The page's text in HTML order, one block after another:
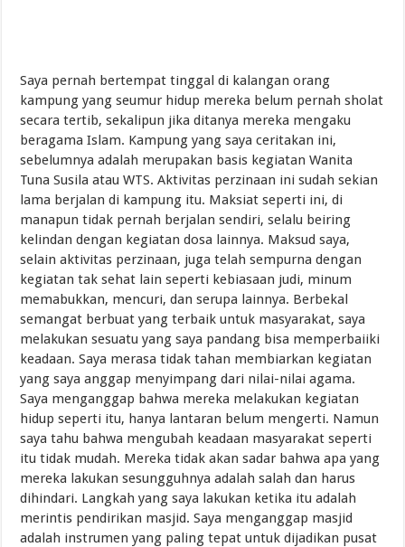
Saya pernah bertempat tinggal di kalangan orang
kampung yang seumur hidup mereka belum pernah sholat
secara tertib, sekalipun jika ditanya mereka mengaku
beragama Islam. Kampung yang saya ceritakan ini,
sebelumnya adalah merupakan basis kegiatan Wanita
Tuna Susila atau WTS. Aktivitas perzinaan ini sudah sekian
lama berjalan di kampung itu. Maksiat seperti ini, di
manapun tidak pernah berjalan sendiri, selalu beiring
kelindan dengan kegiatan dosa lainnya. Maksud saya,
selain aktivitas perzinaan, juga telah sempurna dengan
kegiatan tak sehat lain seperti kebiasaan judi, minum
memabukkan, mencuri, dan serupa lainnya. Berbekal
semangat berbuat yang terbaik untuk masyarakat, saya
melakukan sesuatu yang saya pandang bisa memperbaiiki
keadaan. Saya merasa tidak tahan membiarkan kegiatan
yang saya anggap menyimpang dari nilai-nilai agama.
Saya menganggap bahwa mereka melakukan kegiatan
hidup seperti itu, hanya lantaran belum mengerti. Namun
saya tahu bahwa mengubah keadaan masyarakat seperti
itu tidak mudah. Mereka tidak akan sadar bahwa apa yang
mereka lakukan sesungguhnya adalah salah dan harus
dihindari. Langkah yang saya lakukan ketika itu adalah
merintis pendirikan masjid. Saya menganggap masjid
adalah instrumen yang paling tepat untuk dijadikan pusat